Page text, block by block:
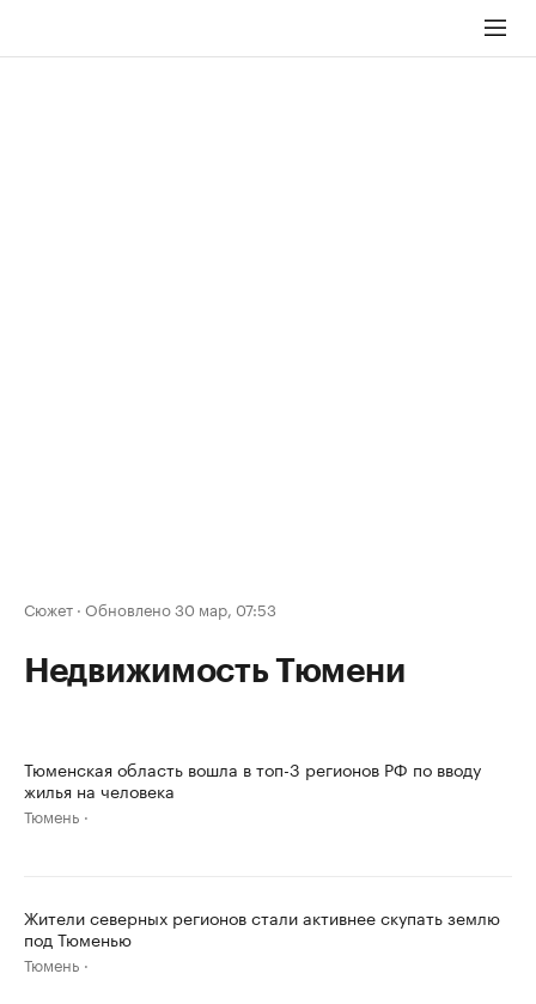
Сюжет · Обновлено 30 мар, 07:53
Недвижимость Тюмени
Тюменская область вошла в топ-3 регионов РФ по вводу
жилья на человека
Тюмень
Жители северных регионов стали активнее скупать землю
под Тюменью
Тюмень